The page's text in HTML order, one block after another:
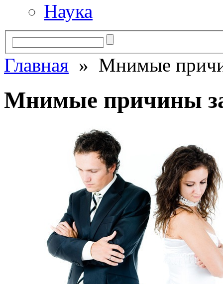
Наука
Главная » Мнимые
Мнимые причины